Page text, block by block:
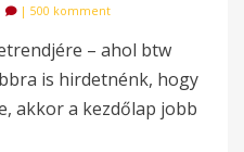
| 500 komment
– ahol btw
is hirdetnénk, hogy
akkor a kezdőlap jobb